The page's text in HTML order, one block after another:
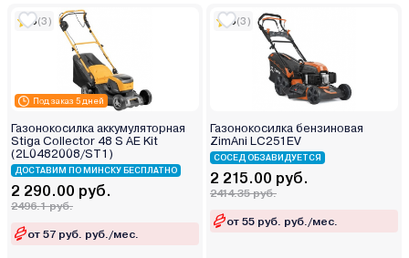
Под заказ 5 дней
5(3)
Газонокосилка аккумуляторная
Stiga Collector 48 S AE Kit
(2L0482008/ST1)
ДОСТАВИМ ПО МИНСКУ БЕСПЛАТНО
2 290.00 руб.
2496.1 руб.
от 57 руб. руб./мес.
5(3)
Газонокосилка бензиновая
ZimAni LC251EV
СОСЕД ОБЗАВИДУЕТСЯ
2 215.00 руб.
2414.35 руб.
от 55 руб. руб./мес.